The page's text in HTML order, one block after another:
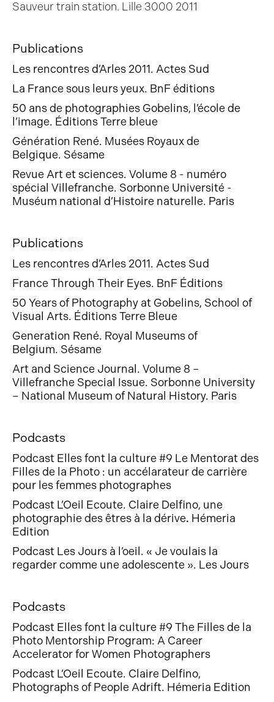
Sauveur train station. Lille 3000 2011
Publications
Les rencontres d’Arles 2011. Actes Sud
La France sous leurs yeux. BnF éditions
50 ans de photographies Gobelins, l’école de
l’image. Éditions Terre bleue
Génération René. Musées Royaux de
Belgique. Sésame
Revue Art et sciences. Volume 8 - numéro
spécial Villefranche. Sorbonne Université -
Muséum national d’Histoire naturelle. Paris
Publications
Les rencontres d’Arles 2011. Actes Sud
France Through Their Eyes. BnF Éditions
50 Years of Photography at Gobelins, School of
Visual Arts. Éditions Terre Bleue
Generation René. Royal Museums of
Belgium. Sésame
Art and Science Journal. Volume 8 –
Villefranche Special Issue. Sorbonne University
– National Museum of Natural History. Paris
Podcasts
Podcast Elles font la culture #9 Le Mentorat des
Filles de la Photo : un accélarateur de carrière
pour les femmes photographes
Podcast L’Oeil Ecoute. Claire Delfino, une
photographie des êtres à la dérive. Hémeria
Edition
Podcast Les Jours à l’oeil. « Je voulais la
regarder comme une adolescente ». Les Jours
Podcasts
Podcast Elles font la culture #9 The Filles de la
Photo Mentorship Program: A Career
Accelerator for Women Photographers
Podcast L’Oeil Ecoute. Claire Delfino,
Photographs of People Adrift. Hémeria Edition